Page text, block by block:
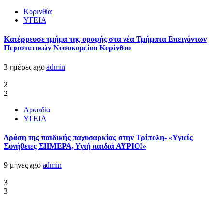
Κορινθία
ΥΓΕΙΑ
Kατέρρευσε τμήμα της οροφής στα νέα Τμήματα Επειγόντων
Περιστατικών Νοσοκομείου Κορίνθου
3 ημέρες ago admin
2
2
Αρκαδία
ΥΓΕΙΑ
Δράση της παιδικής παχυσαρκίας στην Τρίπολη- «Υγιείς
Συνήθειες ΣΗΜΕΡΑ, Υγιή παιδιά ΑΥΡΙΟ!»
9 μήνες ago admin
3
3